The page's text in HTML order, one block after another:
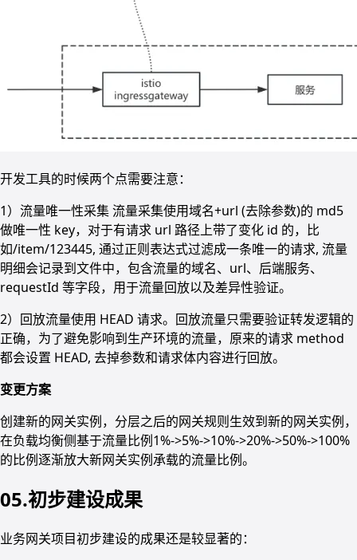
开发工具的时候两个点需要注意：
1）流量唯一性采集 流量采集使用域名+url (去除参数)的 md5
做唯一性 key，对于有请求 url 路径上带了变化 id 的，比
如/item/123445, 通过正则表达式过滤成一条唯一的请求, 流量
明细会记录到文件中，包含流量的域名、url、后端服务、
requestId 等字段，用于流量回放以及差异性验证。
2）回放流量使用 HEAD 请求。回放流量只需要验证转发逻辑的
正确，为了避免影响到生产环境的流量，原来的请求 method
都会设置 HEAD, 去掉参数和请求体内容进行回放。
变更方案
创建新的网关实例，分层之后的网关规则生效到新的网关实例，
在负载均衡侧基于流量比例1%->5%->10%->20%->50%->100%
的比例逐渐放大新网关实例承载的流量比例。
05.初步建设成果
业务网关项目初步建设的成果还是较显著的：